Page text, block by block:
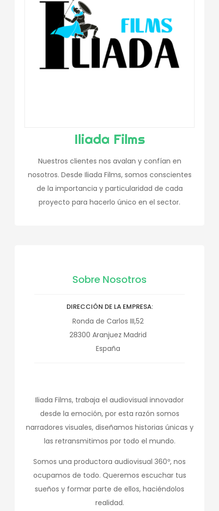
Iliada Films
Nuestros clientes nos avalan y confían en
nosotros. Desde Iliada Films, somos conscientes
de la importancia y particularidad de cada
proyecto para hacerlo único en el sector.
Sobre Nosotros
DIRECCIÓN DE LA EMPRESA
Ronda de Carlos III,52
28300 Aranjuez Madrid
España
Iliada Films, trabaja el audiovisual innovador
desde la emoción, por esta razón somos
narradores visuales, diseñamos historias únicas y
las retransmitimos por todo el mundo.
Somos una productora audiovisual 360º, nos
ocupamos de todo. Queremos escuchar tus
sueños y formar parte de ellos, haciéndolos
realidad.